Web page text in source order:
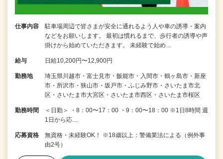
仕事内容
駐車場周辺で皆さまが安全に通れるよう人や車の誘導・案内
などをお願いします。 最初は慣れるまで、歩行者の誘導や声
掛けから始めていただきます。 未経験で始め…
給与 日給10,200円〜12,900円
勤務地
埼玉県川越市・富士見市・飯能市・入間市・鶴ヶ島市・新座
市・所沢市・狭山市・坂戸市・ふじみ野市・さいたま市北
区・さいたま市大宮区・さいたま市西区・さいたま市桜区
勤務時間
＜日勤＞ ・8：00〜17：00 ・9：00〜18：00 ※1日8時間 週
1日から応…
応募資格
無資格・未経験OK！ ※18歳以上：警備業法による（例外事
由2号）